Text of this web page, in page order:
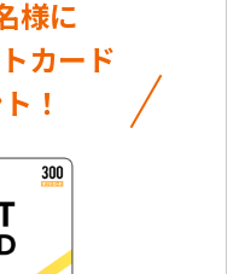
様に
カード
！